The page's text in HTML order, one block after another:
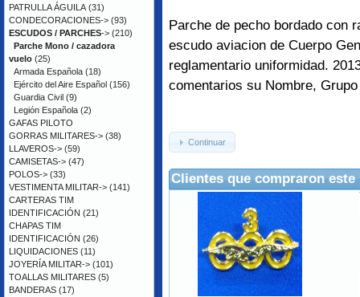
Parche de pecho bordado con
escudo aviacion de Cuerpo
reglamentario uniformidad.
comentarios su Nombre,
Continuar
Clientes que compraron
PATRULLA ÁGUILA (31)
CONDECORACIONES-> (93)
ESCUDOS / PARCHES-> (210)
Parche Mono / cazadora
vuelo (25)
Armada Española (18)
Ejército del Aire Español (156)
Guardia Civil (9)
Legión Española (2)
GAFAS PILOTO
GORRAS MILITARES-> (38)
LLAVEROS-> (59)
CAMISETAS-> (47)
POLOS-> (33)
VESTIMENTA MILITAR-> (141)
CARTERAS TIM
IDENTIFICACIÓN (21)
CHAPAS TIM
IDENTIFICACIÓN (26)
LIQUIDACIONES (11)
JOYERÍA MILITAR-> (101)
TOALLAS MILITARES (5)
BANDERAS (17)